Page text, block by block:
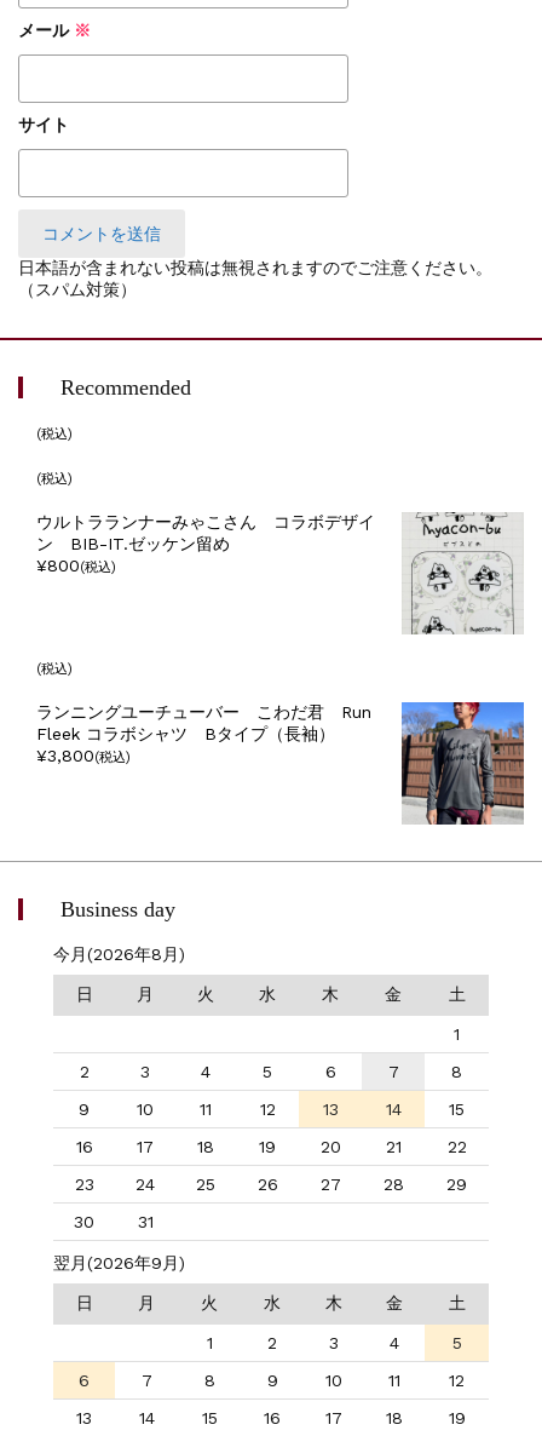
メール ※
サイト
日本語が含まれない投稿は無視されますのでご注意ください。
（スパム対策）
Recommended
(税込)
(税込)
ウルトラランナーみゃこさん コラボデザイ
ン BIB-IT.ゼッケン留め
¥800(税込)
(税込)
ランニングユーチューバー こわだ君 Run
Fleek コラボシャツ Bタイプ（長袖）
¥3,800(税込)
Business day
今月(2026年8月)
日 月 火 水 木 金 土
1
2
3 4 5 6 7
8
9
10 11 12 13 14
15
16
17 18 19 20 21
22
23
24 25 26 27 28
29
30
31
翌月(2026年9月)
日 月 火 水 木 金 土
1 2 3 4
5
6
7 8 9 10 11
12
13
14 15 16 17 18 19